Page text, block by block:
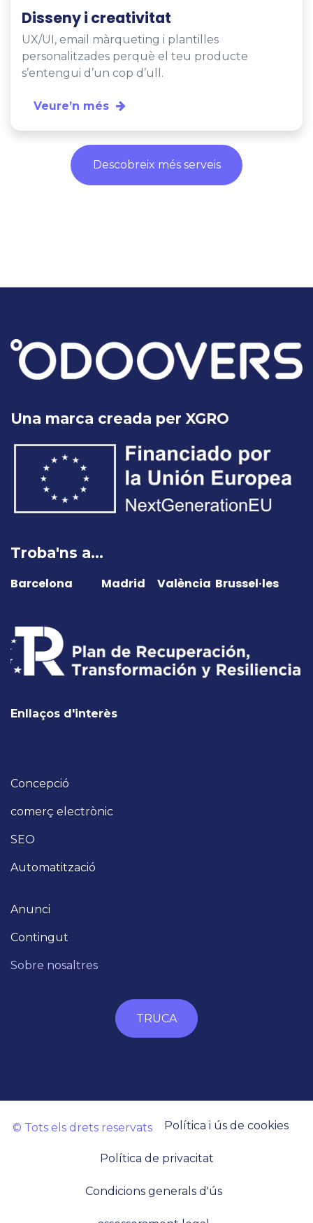
Descobreix més serveis​​​​
Disseny i creativitat
UX/UI, email màrqueting i plantilles
personalitzades perquè el teu producte
s’entengui d’un cop d’ull.
Veure’n més
Una marca creada per XGRO
Troba'ns a…
Barcelona Madrid València Brussel·les
Enllaços d'interès
Concepció
comerç electrònic
SEO
Automatització
Anunci
Contingut
Sobre nosaltres
TRUCA
© Tots els drets reservats Política i ús de cookies
Política de privacitat
Condicions generals d'ús